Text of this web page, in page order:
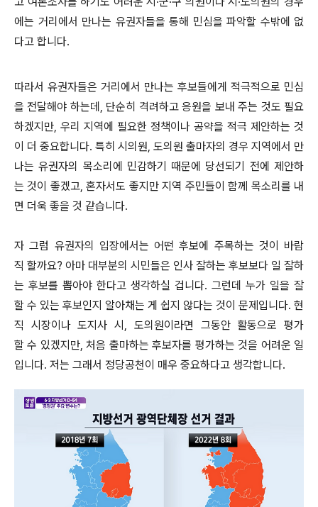
에는 거리에서 만나는 유권자들을 통해 민심을 파악할 수밖에 없
다고 합니다.
따라서 유권자들은 거리에서 만나는 후보들에게 적극적으로 민심
을 전달해야 하는데, 단순히 격려하고 응원을 보내 주는 것도 필요
하겠지만, 우리 지역에 필요한 정책이나 공약을 적극 제안하는 것
이 더 중요합니다. 특히 시의원, 도의원 출마자의 경우 지역에서 만
나는 유권자의 목소리에 민감하기 때문에 당선되기 전에 제안하
는 것이 좋겠고, 혼자서도 좋지만 지역 주민들이 함께 목소리를 내
면 더욱 좋을 것 같습니다.
자 그럼 유권자의 입장에서는 어떤 후보에 주목하는 것이 바람
직 할까요? 아마 대부분의 시민들은 인사 잘하는 후보보다 일 잘하
는 후보를 뽑아야 한다고 생각하실 겁니다. 그런데 누가 일을 잘
할 수 있는 후보인지 알아채는 게 쉽지 않다는 것이 문제입니다. 현
직 시장이나 도지사 시, 도의원이라면 그동안 활동으로 평가
할 수 있겠지만, 처음 출마하는 후보자를 평가하는 것을 어려운 일
입니다. 저는 그래서 정당공천이 매우 중요하다고 생각합니다.